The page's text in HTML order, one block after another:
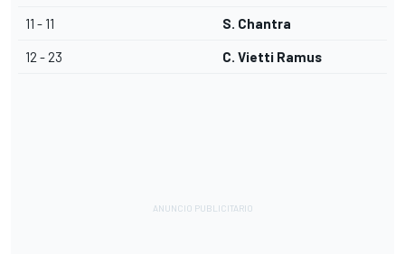
11 - 11 S. Chantra
12 - 23 C. Vietti Ramus